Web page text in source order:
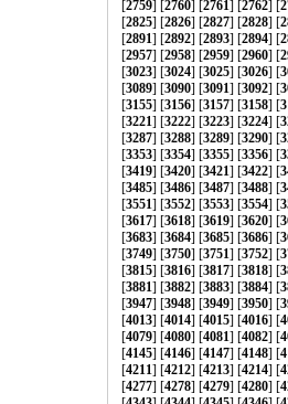
[2759] [2760] [2761] [2762] [
[2825] [2826] [2827] [2828] [
[2891] [2892] [2893] [2894] [
[2957] [2958] [2959] [2960] [
[3023] [3024] [3025] [3026] [
[3089] [3090] [3091] [3092] [
[3155] [3156] [3157] [3158] [
[3221] [3222] [3223] [3224] [
[3287] [3288] [3289] [3290] [
[3353] [3354] [3355] [3356] [
[3419] [3420] [3421] [3422] [
[3485] [3486] [3487] [3488] [
[3551] [3552] [3553] [3554] [
[3617] [3618] [3619] [3620] [
[3683] [3684] [3685] [3686] [
[3749] [3750] [3751] [3752] [
[3815] [3816] [3817] [3818] [
[3881] [3882] [3883] [3884] [
[3947] [3948] [3949] [3950] [
[4013] [4014] [4015] [4016] [
[4079] [4080] [4081] [4082] [
[4145] [4146] [4147] [4148] [
[4211] [4212] [4213] [4214] [
[4277] [4278] [4279] [4280] [